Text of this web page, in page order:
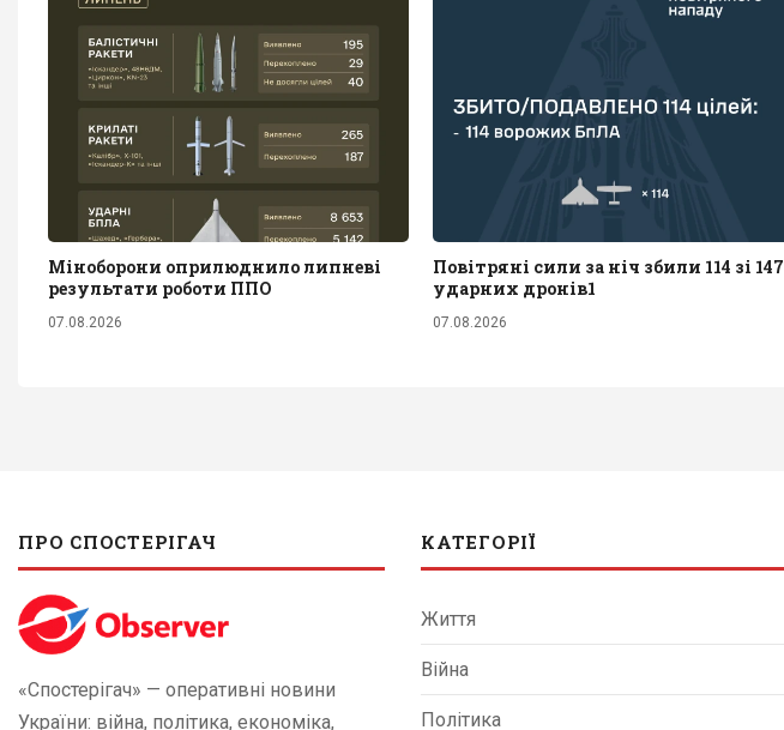
Міноборони оприлюднило липневі
результати роботи ППО
07.08.2026
Повітряні сили за ніч збили 114 зі 147
ударних дронів1
07.08.2026
ПРО СПОСТЕРІГАЧ
«Спостерігач» — оперативні новини
України: війна, політика, економіка,
КАТЕГОРІЇ
Життя
Війна
Політика